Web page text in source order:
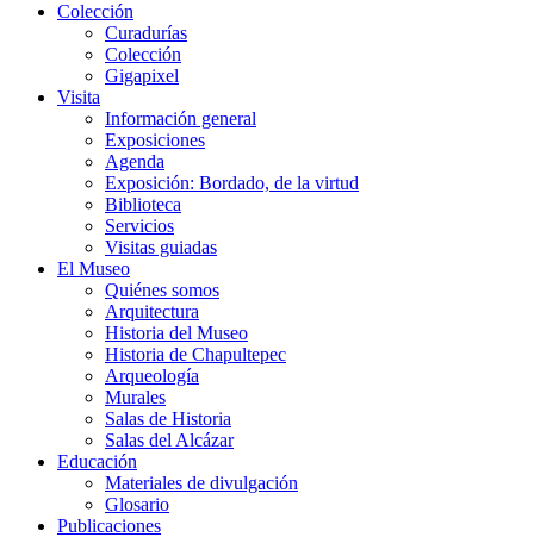
Colección
Curadurías
Colección
Gigapixel
Visita
Información general
Exposiciones
Agenda
Exposición: Bordado, de la virtud
Biblioteca
Servicios
Visitas guiadas
El Museo
Quiénes somos
Arquitectura
Historia del Museo
Historia de Chapultepec
Arqueología
Murales
Salas de Historia
Salas del Alcázar
Educación
Materiales de divulgación
Glosario
Publicaciones